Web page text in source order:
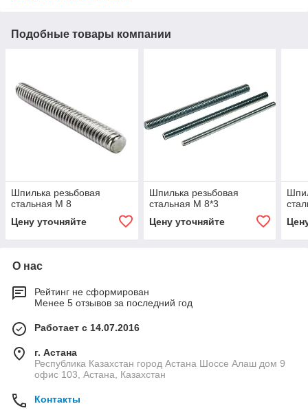
Подобные товары компании
Шпилька резьбовая
стальная М 8
Цену уточняйте
Шпилька резьбовая
стальная М 8*3
Цену уточняйте
О нас
Рейтинг не сформирован
Менее 5 отзывов за последний год
Работает с 14.07.2016
г. Астана
Республика Казахстан город Астана Шоссе Алаш дом 9
офис 103, Астана, Казахстан
Контакты